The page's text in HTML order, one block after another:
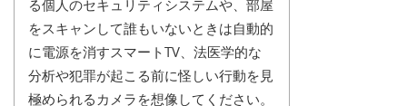
る個人のセキュリティシステムや、部屋
をスキャンして誰もいないときは自動的
に電源を消すスマートTV、法医学的な
分析や犯罪が起こる前に怪しい行動を見
極められるカメラを想像してください。